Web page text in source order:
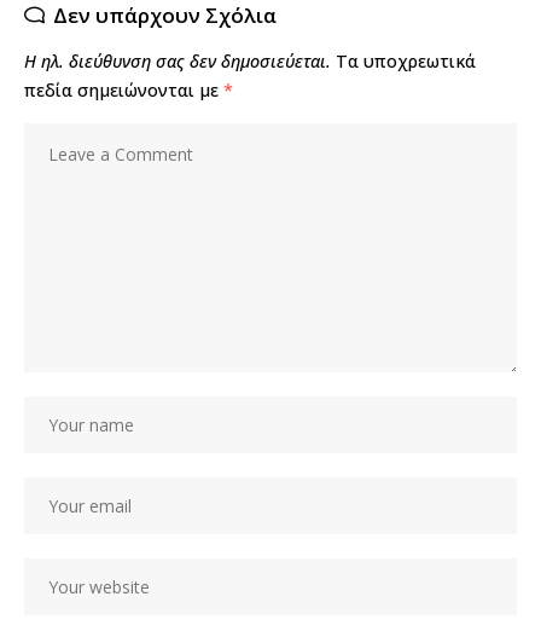
Δεν υπάρχουν Σχόλια
Η ηλ. διεύθυνση σας δεν δημοσιεύεται. Τα υποχρεωτικά
πεδία σημειώνονται με *